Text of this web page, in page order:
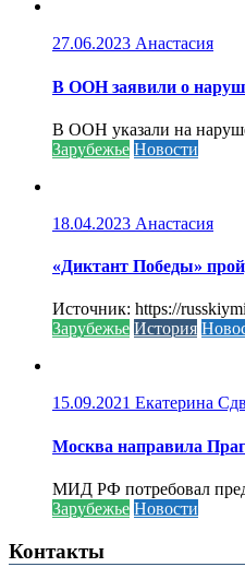
27.06.2023 Анастасия
В ООН заявили о
В ООН указали на
Зарубежье Новости
18.04.2023 Анастасия
«Диктант Победы»
Источник: https://
Зарубежье История
15.09.2021 Екатерина
Москва направила
МИД РФ потребовал
Зарубежье Новости
Контакты